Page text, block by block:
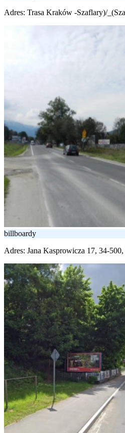
Adres: Trasa Kraków -Szaflary)/
billboardy
Adres: Jana Kasprowicza 17, 34-